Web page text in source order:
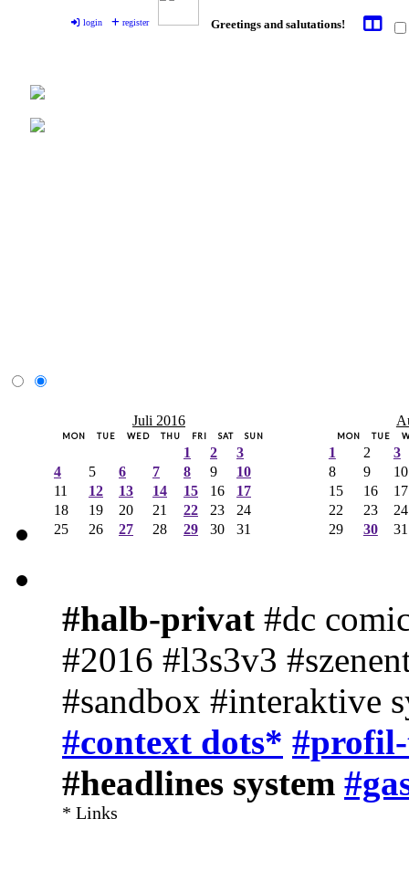
login register Greetings and salutations!
Juli 2016
MON TUE WED THU FRI SAT SUN
1 2
3
4
5 6 7 8 9
10
11
12 13 14 15 16
17
18
19 20 21 22 23
24
25
26 27 28 29 30 31
MON TUE
1 2
3
8
9
10
15
16
17
22
23
24
29
30 31
#halb-privat #dc
#2016 #l3s3v3
#sandbox #interaktive
#context dots*
#headlines system
* Links